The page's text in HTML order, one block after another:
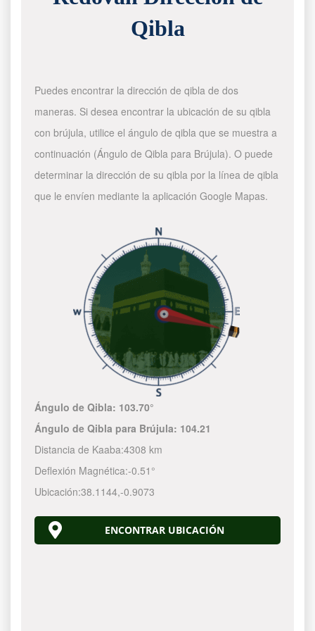
Qibla
Puedes encontrar la dirección de qibla de dos
maneras. Si desea encontrar la ubicación de su qibla
con brújula, utilice el ángulo de qibla que se muestra a
continuación (Ángulo de Qibla para Brújula). O puede
determinar la dirección de su qibla por la línea de qibla
que le envíen mediante la aplicación Google Mapas.
Ángulo de Qibla: 103.70°
Ángulo de Qibla para Brújula: 104.21
Distancia de Kaaba:4308 km
Deflexión Magnética:-0.51°
Ubicación:38.1144,-0.9073
ENCONTRAR UBICACIÓN